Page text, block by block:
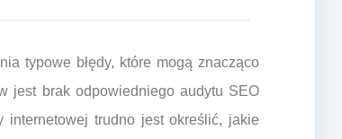
typowe błędy, które mogą znacząco
jest brak odpowiedniego audytu SEO
internetowej trudno jest określić, jakie